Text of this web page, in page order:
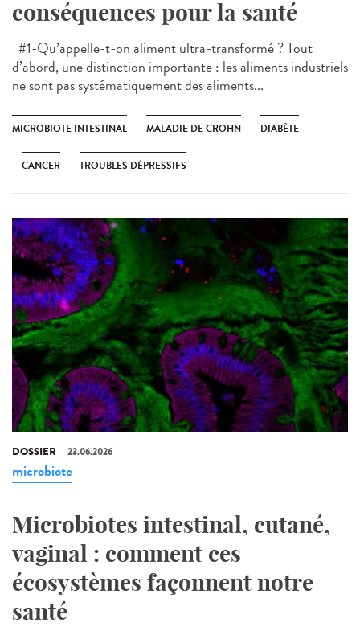
conséquences pour la santé
#1-Qu’appelle-t-on aliment ultra-transformé ? Tout
d’abord, une distinction importante : les aliments industriels
ne sont pas systématiquement des aliments...
MICROBIOTE INTESTINAL MALADIE DE CROHN DIABÈTE
CANCER TROUBLES DÉPRESSIFS
DOSSIER 23.06.2026
microbiote
Microbiotes intestinal, cutané,
vaginal : comment ces
écosystèmes façonnent notre
santé